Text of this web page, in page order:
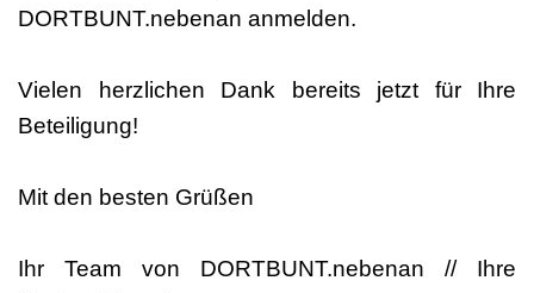
DORTBUNT.nebenan anmelden.
Vielen herzlichen Dank bereits jetzt für Ihre
Beteiligung!
Mit den besten Grüßen
Ihr Team von DORTBUNT.nebenan // Ihre